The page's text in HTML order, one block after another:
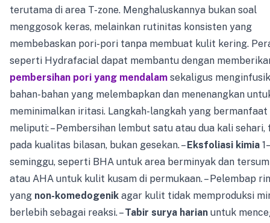
terutama di area T-zone. Menghaluskannya bukan soal
menggosok keras, melainkan rutinitas konsisten yang
membebaskan pori-pori tanpa membuat kulit kering.
seperti Hydrafacial dapat membantu dengan
pembersihan pori yang mendalam sekaligus
bahan-bahan yang melembapkan dan menenangkan
meminimalkan iritasi. Langkah-langkah yang bermanfaat
meliputi: – Pembersihan lembut satu atau dua kali sehari,
pada kualitas bilasan, bukan gesekan. – Eksfoliasi kimia
seminggu, seperti BHA untuk area berminyak dan
atau AHA untuk kulit kusam di permukaan. – Pelembap
yang non-komedogenik agar kulit tidak memproduksi
berlebih sebagai reaksi. –Tabir surya harian untuk